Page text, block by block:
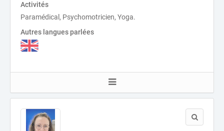
Activités
Paramédical, Psychomotricien, Yoga.
Autres langues parlées